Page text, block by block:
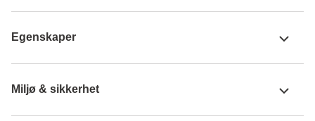
Egenskaper
Miljø & sikkerhet